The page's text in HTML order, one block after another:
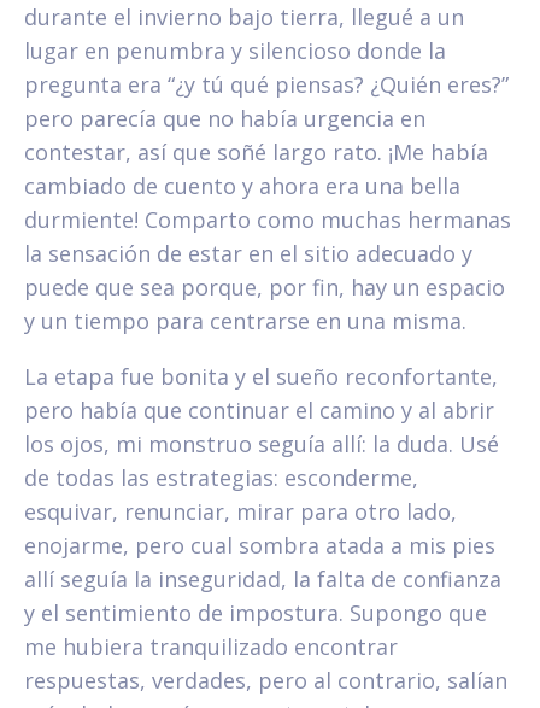
durante el invierno bajo tierra, llegué a un
lugar en penumbra y silencioso donde la
pregunta era “¿y tú qué piensas? ¿Quién eres?”
pero parecía que no había urgencia en
contestar, así que soñé largo rato. ¡Me había
cambiado de cuento y ahora era una bella
durmiente! Comparto como muchas hermanas
la sensación de estar en el sitio adecuado y
puede que sea porque, por fin, hay un espacio
y un tiempo para centrarse en una misma.
La etapa fue bonita y el sueño reconfortante,
pero había que continuar el camino y al abrir
los ojos, mi monstruo seguía allí: la duda. Usé
de todas las estrategias: esconderme,
esquivar, renunciar, mirar para otro lado,
enojarme, pero cual sombra atada a mis pies
allí seguía la inseguridad, la falta de confianza
y el sentimiento de impostura. Supongo que
me hubiera tranquilizado encontrar
respuestas, verdades, pero al contrario, salían